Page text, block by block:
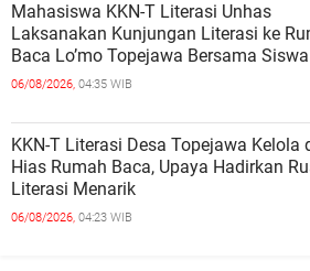
Mahasiswa KKN-T Literasi Unhas
Laksanakan Kunjungan Literasi ke
Baca Lo’mo Topejawa Bersama
SDN 66 Kajang
06/08/2026, 04:35 WIB
KKN-T Literasi Desa Topejawa Kelola
Hias Rumah Baca, Upaya Hadirkan
Literasi Menarik
06/08/2026, 04:23 WIB